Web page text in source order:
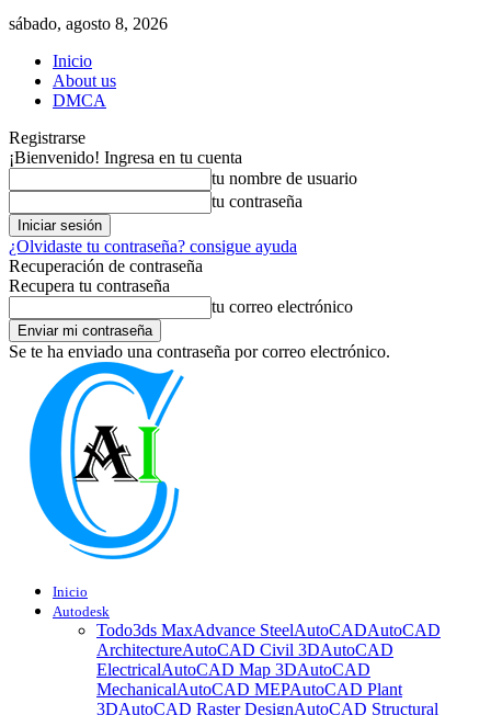
sábado, agosto 8, 2026
Inicio
About us
DMCA
Registrarse
¡Bienvenido! Ingresa en tu cuenta
tu nombre de usuario
tu contraseña
¿Olvidaste tu contraseña? consigue ayuda
Recuperación de contraseña
Recupera tu contraseña
tu correo electrónico
Se te ha enviado una contraseña por correo electrónico.
Inicio
Autodesk
Todo3ds MaxAdvance SteelAutoCADAutoCAD
ArchitectureAutoCAD Civil 3DAutoCAD
ElectricalAutoCAD Map 3DAutoCAD
MechanicalAutoCAD MEPAutoCAD Plant
3DAutoCAD Raster DesignAutoCAD Structural